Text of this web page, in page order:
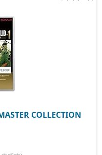
COLLECTION